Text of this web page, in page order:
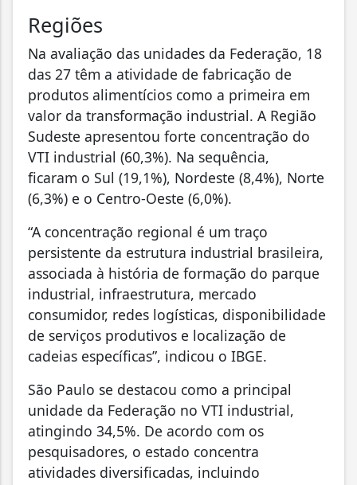
Regiões
Na avaliação das unidades da Federação, 18
das 27 têm a atividade de fabricação de
produtos alimentícios como a primeira em
valor da transformação industrial. A Região
Sudeste apresentou forte concentração do
VTI industrial (60,3%). Na sequência,
ficaram o Sul (19,1%), Nordeste (8,4%), Norte
(6,3%) e o Centro-Oeste (6,0%).
“A concentração regional é um traço
persistente da estrutura industrial brasileira,
associada à história de formação do parque
industrial, infraestrutura, mercado
consumidor, redes logísticas, disponibilidade
de serviços produtivos e localização de
cadeias específicas”, indicou o IBGE.
São Paulo se destacou como a principal
unidade da Federação no VTI industrial,
atingindo 34,5%. De acordo com os
pesquisadores, o estado concentra
atividades diversificadas, incluindo